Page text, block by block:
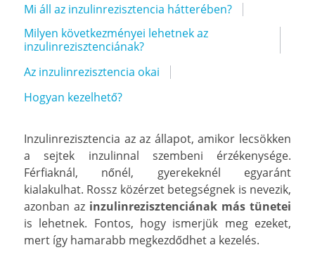
Mi áll az inzulinrezisztencia hátterében?
Milyen következményei lehetnek az
inzulinrezisztenciának?
Az inzulinrezisztencia okai
Hogyan kezelhető?
Inzulinrezisztencia az az állapot, amikor lecsökken
a sejtek inzulinnal szembeni érzékenysége.
Férfiaknál, nőnél, gyerekeknél egyaránt
kialakulhat. Rossz közérzet betegségnek is nevezik,
azonban az inzulinrezisztenciának más tünetei
is lehetnek. Fontos, hogy ismerjük meg ezeket,
mert így hamarabb megkezdődhet a kezelés.